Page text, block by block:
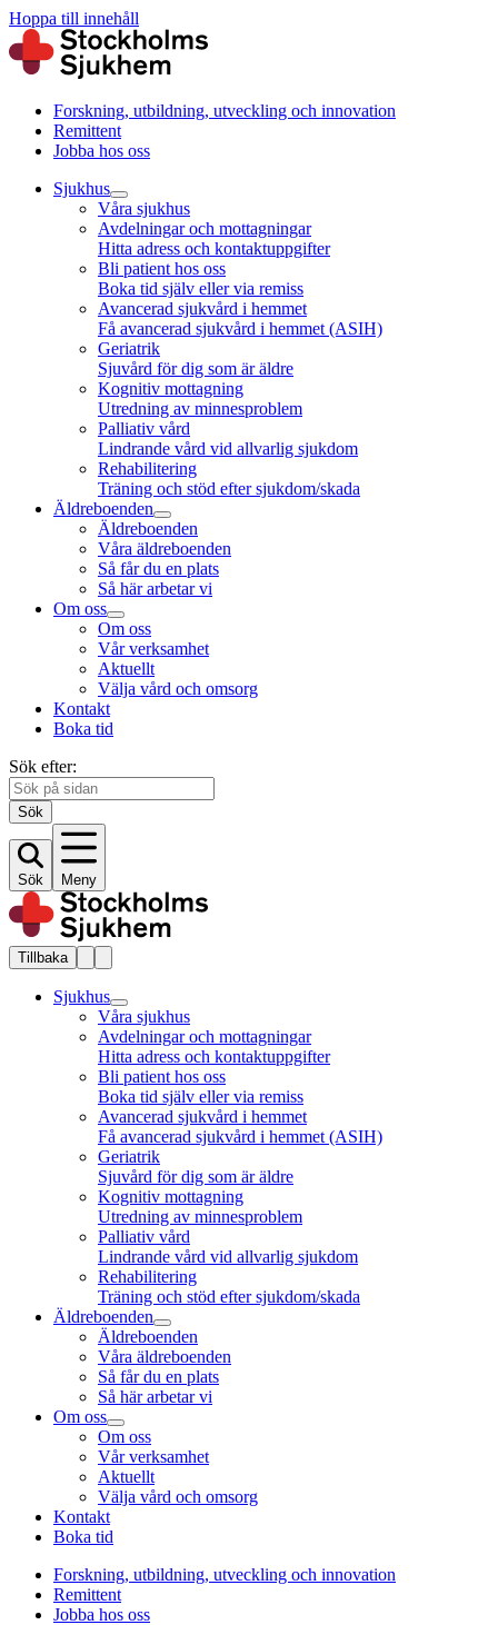
Hoppa till innehåll
Forskning, utbildning, utveckling och innovation
Remittent
Jobba hos oss
Sjukhus
Våra sjukhus
Avdelningar och mottagningar
Hitta adress och kontaktuppgifter
Bli patient hos oss
Boka tid själv eller via remiss
Avancerad sjukvård i hemmet
Få avancerad sjukvård i hemmet (ASIH)
Geriatrik
Sjuvård för dig som är äldre
Kognitiv mottagning
Utredning av minnesproblem
Palliativ vård
Lindrande vård vid allvarlig sjukdom
Rehabilitering
Träning och stöd efter sjukdom/skada
Äldreboenden
Äldreboenden
Våra äldreboenden
Så får du en plats
Så här arbetar vi
Om oss
Om oss
Vår verksamhet
Aktuellt
Välja vård och omsorg
Kontakt
Boka tid
Sök efter:
Sök
Sök Meny
Tillbaka
Sjukhus
Våra sjukhus
Avdelningar och mottagningar
Hitta adress och kontaktuppgifter
Bli patient hos oss
Boka tid själv eller via remiss
Avancerad sjukvård i hemmet
Få avancerad sjukvård i hemmet (ASIH)
Geriatrik
Sjuvård för dig som är äldre
Kognitiv mottagning
Utredning av minnesproblem
Palliativ vård
Lindrande vård vid allvarlig sjukdom
Rehabilitering
Träning och stöd efter sjukdom/skada
Äldreboenden
Äldreboenden
Våra äldreboenden
Så får du en plats
Så här arbetar vi
Om oss
Om oss
Vår verksamhet
Aktuellt
Välja vård och omsorg
Kontakt
Boka tid
Forskning, utbildning, utveckling och innovation
Remittent
Jobba hos oss